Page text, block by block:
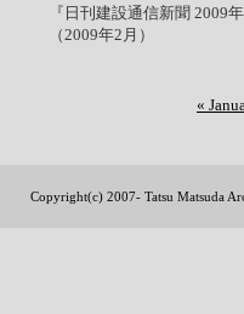
『日刊建設通信新聞 2009
（2009年2月）
«
Copyright(c) 2007- Tatsu Matsuda